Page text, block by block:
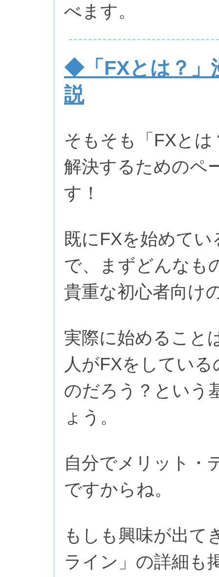
べます。
◆「FXとは？」
説
そもそも「FXと
解決するためのペ
す！
既にFXを始めて
で、まずどんなも
貴重な初心者向け
実際に始めること
人がFXをしてい
のだろう？という
ょう。
自分でメリット・
ですからね。
もしも興味が出て
ライン」の詳細も